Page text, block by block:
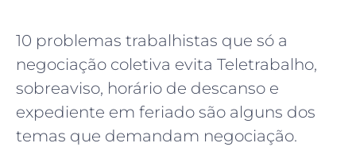
10 problemas trabalhistas que só a
negociação coletiva evita Teletrabalho,
sobreaviso, horário de descanso e
expediente em feriado são alguns dos
temas que demandam negociação.